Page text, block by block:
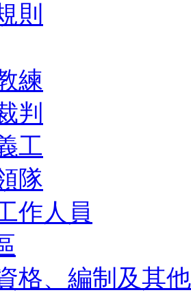
則
練
判
工
隊
作人員
格、編制及其